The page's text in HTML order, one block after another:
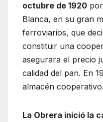
octubre de 1920
Blanca, en su gran
ferroviarios, que
constituir una
asegurara el precio
calidad del pan. En
almacén cooperativo.
La Obrera inició la